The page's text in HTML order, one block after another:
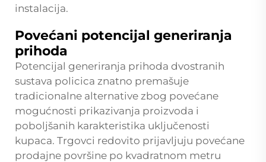
instalacija.
Povećani potencijal generiranja
prihoda
Potencijal generiranja prihoda dvostranih
sustava policica znatno premašuje
tradicionalne alternative zbog povećane
mogućnosti prikazivanja proizvoda i
poboljšanih karakteristika uključenosti
kupaca. Trgovci redovito prijavljuju povećane
prodajne površine po kvadratnom metru